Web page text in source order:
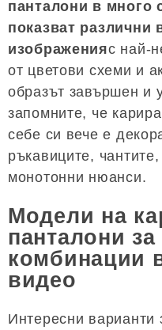
панталони в много
показват различни
изображенияс най-
от цветови схеми и
образът завършен и
запомните, че
себе си вече е
ръкавиците,
монотонни нюанси.
Модели на
панталони
комбинации
видео
Интересни варианти